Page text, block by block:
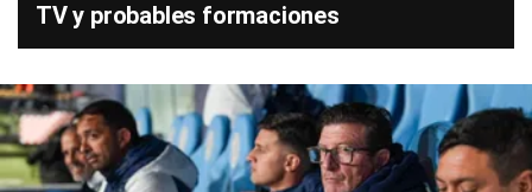
TV y probables formaciones